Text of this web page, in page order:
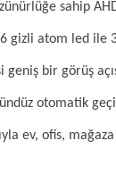
sahip
gizli atom led ile
bir görüş
otomatik
ev, ofis,